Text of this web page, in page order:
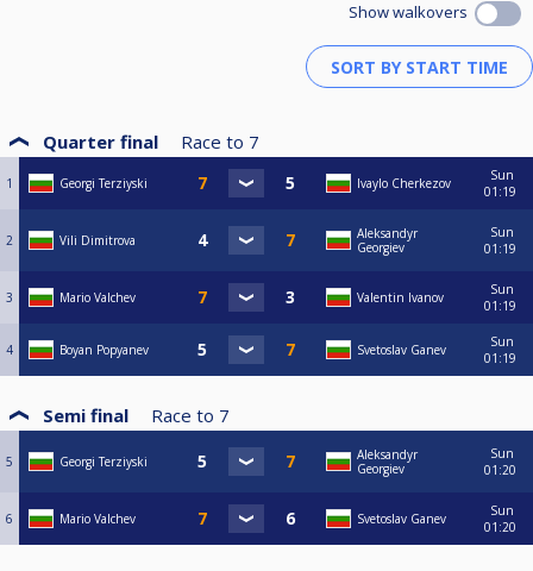
Show walkovers
Quarter final Race to 7
1 Georgi Terziyski Ivaylo Cherkezov
Sun
01:19
2 Vili Dimitrova
Aleksandyr
Georgiev
Sun
01:19
3 Mario Valchev Valentin Ivanov
Sun
01:19
4 Boyan Popyanev Svetoslav Ganev
Sun
01:19
Semi final Race to 7
5 Georgi Terziyski
Aleksandyr
Georgiev
Sun
01:20
6 Mario Valchev Svetoslav Ganev
Sun
01:20